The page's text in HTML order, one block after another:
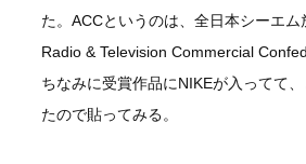
た。ACCというのは、全日本シーエ
Radio & Television Commercial
ちなみに受賞作品にNIKEが入ってて
たので貼ってみる。